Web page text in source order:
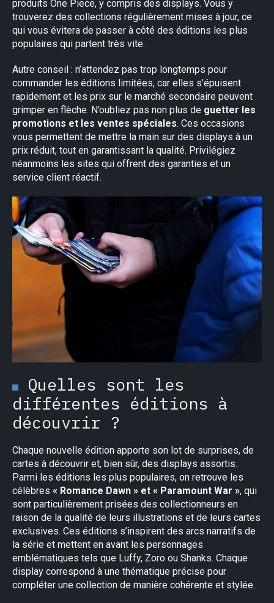
produits One Piece, y compris des displays. Vous y
trouverez des collections régulièrement mises à jour, ce
qui vous évitera de passer à côté des éditions les plus
populaires qui partent très vite.
Autre conseil : n’attendez pas trop longtemps pour
commander les éditions limitées, car elles s’épuisent
rapidement et les prix sur le marché secondaire peuvent
grimper en flèche. N’oubliez pas non plus de guetter les
promotions et les ventes spéciales. Ces occasions
vous permettent de mettre la main sur des displays à un
prix réduit, tout en garantissant la qualité. Privilégiez
néanmoins les sites qui offrent des garanties et un
service client réactif.
Quelles sont les
différentes éditions à
découvrir ?
Chaque nouvelle édition apporte son lot de surprises, de
cartes à découvrir et, bien sûr, des displays assortis.
Parmi les éditions les plus populaires, on retrouve les
célèbres « Romance Dawn » et « Paramount War », qui
sont particulièrement prisées des collectionneurs en
raison de la qualité de leurs illustrations et de leurs cartes
exclusives. Ces éditions s’inspirent des arcs narratifs de
la série et mettent en avant les personnages
emblématiques tels que Luffy, Zoro ou Shanks. Chaque
display correspond à une thématique précise pour
compléter une collection de manière cohérente et stylée.
×